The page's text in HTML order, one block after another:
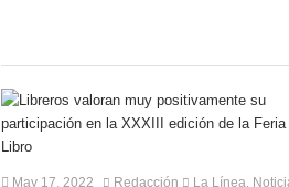
May 17, 2022 Redacción La Línea